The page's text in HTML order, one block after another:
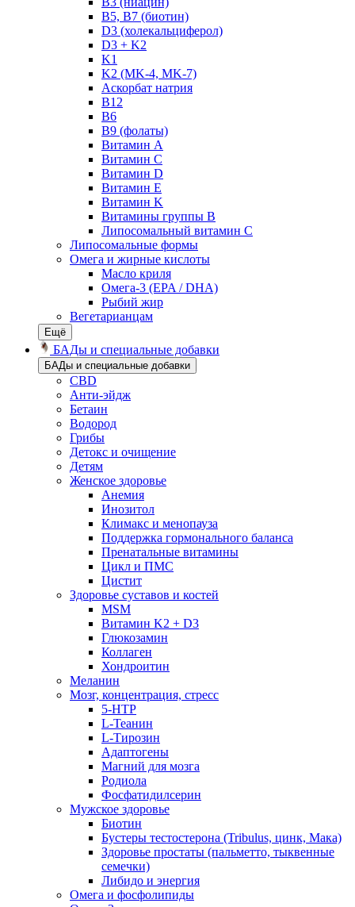
B5, B7 (биотин)
D3 (холекальциферол)
D3 + K2
K1
K2 (MK-4, MK-7)
Аскорбат натрия
В12
В6
В9 (фолаты)
Витамин A
Витамин C
Витамин D
Витамин E
Витамин K
Витамины группы B
Липосомальный витамин C
Липосомальные формы
Омега и жирные кислоты
Масло криля
Омега-3 (EPA / DHA)
Рыбий жир
Вегетарианцам
Ещё
БАДы и специальные добавки
БАДы и специальные добавки
CBD
Анти-эйдж
Бетаин
Водород
Грибы
Детокс и очищение
Детям
Женское здоровье
Анемия
Инозитол
Климакс и менопауза
Поддержка гормонального баланса
Пренатальные витамины
Цикл и ПМС
Цистит
Здоровье суставов и костей
MSM
Витамин K2 + D3
Глюкозамин
Коллаген
Хондроитин
Меланин
Мозг, концентрация, стресс
5-HTP
L-Теанин
L-Тирозин
Адаптогены
Магний для мозга
Родиола
Фосфатидилсерин
Мужское здоровье
Биотин
Бустеры тестостерона (Tribulus, цинк, Мака)
Здоровье простаты (пальметто, тыквенные
семечки)
Либидо и энергия
Омега и фосфолипиды